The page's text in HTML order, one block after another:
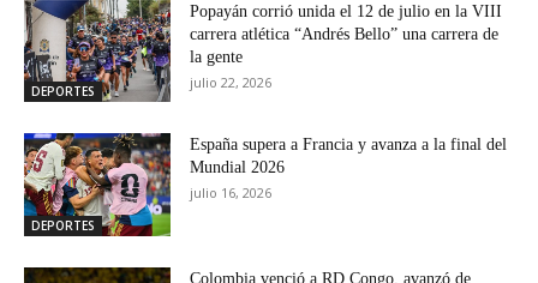
DEPORTES
Popayán corrió unida el 12 de julio en la VIII
carrera atlética “Andrés Bello” una carrera de
la gente
julio 22, 2026
DEPORTES
España supera a Francia y avanza a la final del
Mundial 2026
julio 16, 2026
Colombia venció a RD Congo, avanzó de